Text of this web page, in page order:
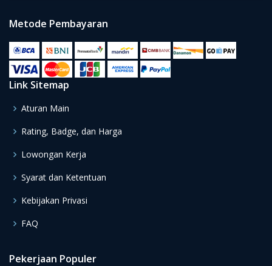
menyenangkan dilengkapi dengan konsep dan contoh-
Metode Pembayaran
Link Sitemap
Aturan Main
Rating, Badge, dan Harga
Lowongan Kerja
Syarat dan Ketentuan
Kebijakan Privasi
FAQ
Pekerjaan Populer